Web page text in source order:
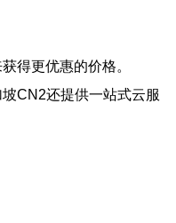
得更优惠的价格。
CN2还提供一站式云服